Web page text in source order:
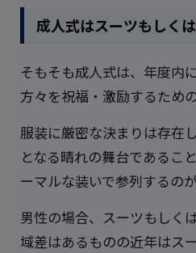
成人式はスーツもしく
そもそも成人式は、年度内
方々を祝福・激励するための
服装に厳密な決まりは存在
となる晴れの舞台であるこ
ーマルな装いで参列するの
男性の場合、スーツもしく
域差はあるものの近年はス